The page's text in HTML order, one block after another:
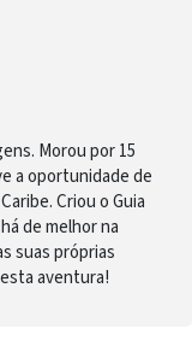
Morou por 15
a oportunidade de
Criou o Guia
de melhor na
suas próprias
aventura!